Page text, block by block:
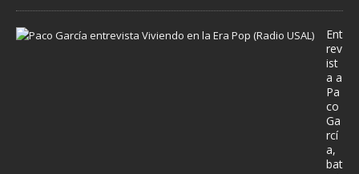
Ent
rev
ist
a a
Pa
co
Ga
rcí
a,
bat